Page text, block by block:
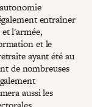
entraîner
l'armée,
et le
ayant été au
de nombreuses
aussi les